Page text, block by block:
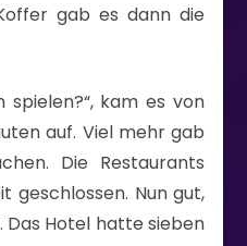
gab es dann die
spielen?“, kam es von
auf. Viel mehr gab
Die Restaurants
geschlossen. Nun gut,
Hotel hatte sieben